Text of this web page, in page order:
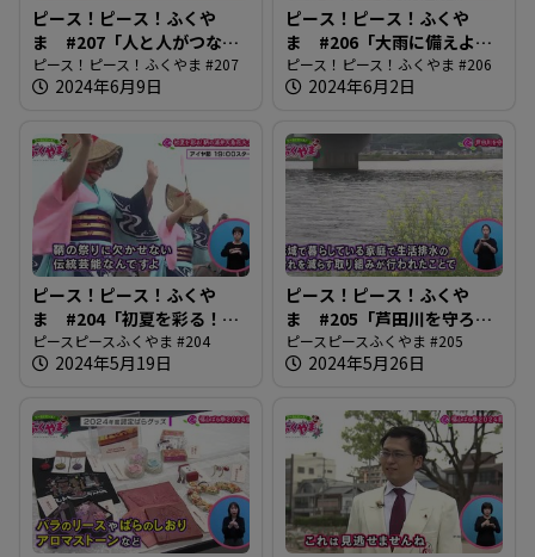
ピース！ピース！ふくや
ま #207「人と人がつなが
り合う地域づくり」
ピース！ピース！ふくやま #207
2024年6月9日
ピース！ピース！ふくや
ま #206「大雨に備えよう
2024」
ピース！ピース！ふくやま #206
2024年6月2日
ピース！ピース！ふくや
ま #204「初夏を彩る！鞆
の浦弁天島花火大会」
ピースピースふくやま #204
2024年5月19日
ピース！ピース！ふくや
ま #205「芦田川を守ろ
う」
ピースピースふくやま #205
2024年5月26日